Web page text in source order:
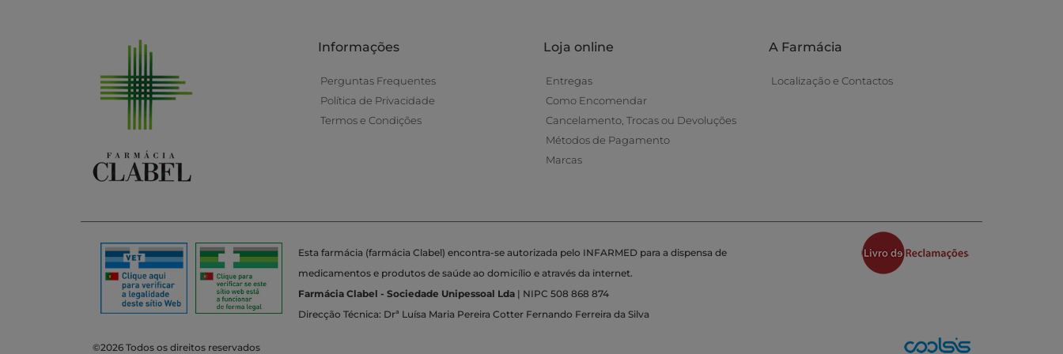
Informações
Perguntas Frequentes
Política de Privacidade
Termos e Condições
Loja online
Entregas
Como Encomendar
Cancelamento, Trocas ou Devoluções
Métodos de Pagamento
Marcas
A Farmácia
Localização e Contactos
Esta farmácia (farmácia Clabel) encontra-se autorizada pelo INFARMED para a dispensa de
medicamentos e produtos de saúde ao domicílio e através da internet.
Farmácia Clabel - Sociedade Unipessoal Lda | NIPC 508 868 874
Direcção Técnica: Drª Luísa Maria Pereira Cotter Fernando Ferreira da Silva
©2026 Todos os direitos reservados